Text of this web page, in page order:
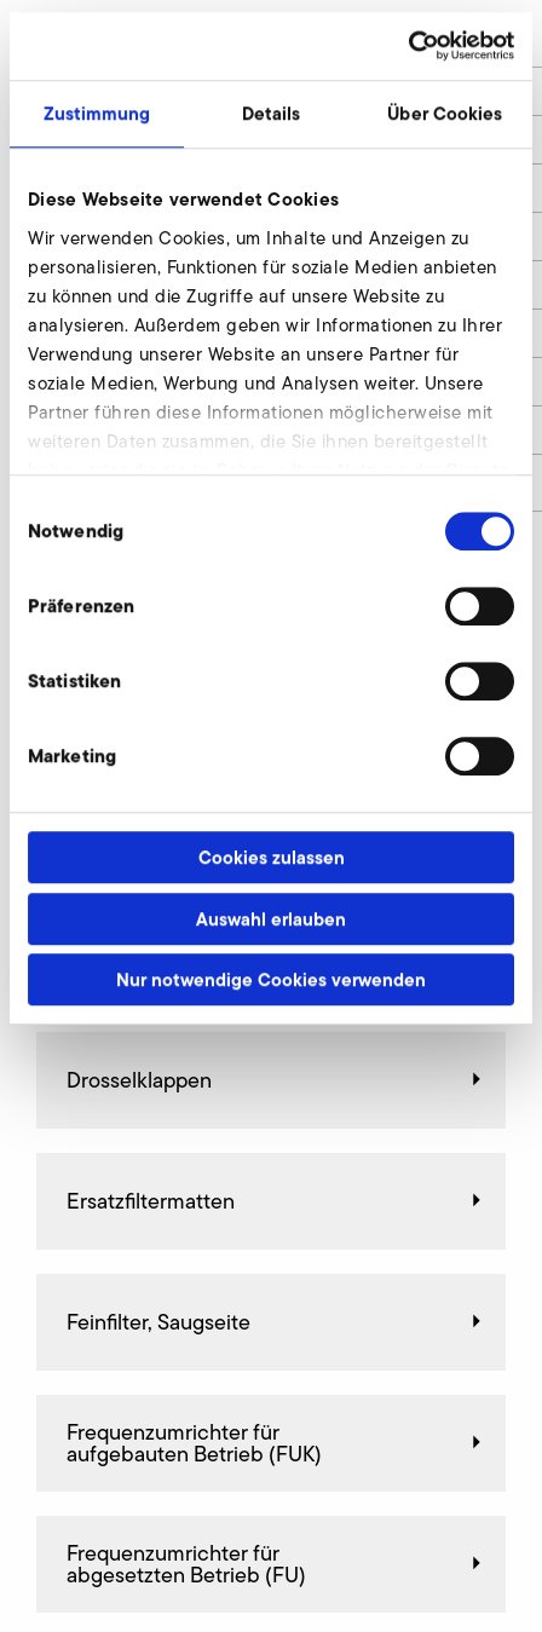
Zustimmung Details Über Cookies
Diese Webseite verwendet Cookies
Wir verwenden Cookies, um Inhalte und Anzeigen zu
personalisieren, Funktionen für soziale Medien anbieten
zu können und die Zugriffe auf unsere Website zu
analysieren. Außerdem geben wir Informationen zu Ihrer
Verwendung unserer Website an unsere Partner für
soziale Medien, Werbung und Analysen weiter. Unsere
Partner führen diese Informationen möglicherweise mit
weiteren Daten zusammen, die Sie ihnen bereitgestellt
Notwendig
Präferenzen
Statistiken
Marketing
Cookies zulassen
Auswahl erlauben
Nur notwendige Cookies verwenden
Ød
ØC
A
L
X°
9,5
8
150
45°
191
Kompensator anfragen
Experten stehen Ihnen gerne zur Verfügung.
Weiteres Zubehör für A-HP 305/30
AirKnife
Drosselklappen
Ersatzfiltermatten
Feinfilter, Saugseite
Frequenz­umrichter für
aufgebauten Betrieb (FUK)
Frequenz­umrichter für
abgesetzten Betrieb (FU)